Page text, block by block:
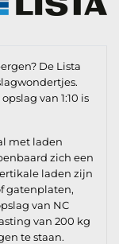
De Lista
van 1:10 is
met laden
zich een
laden zijn
gatenplaten,
van NC
van 200 kg
te staan.